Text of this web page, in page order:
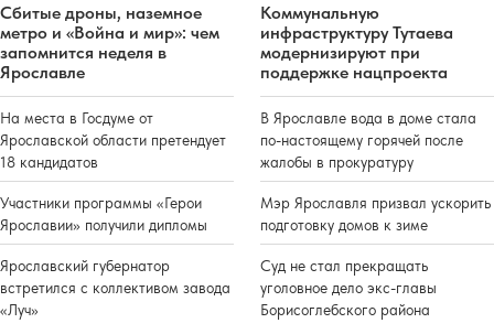
Сбитые дроны, наземное
метро и «Война и мир»: чем
запомнится неделя в
Ярославле
На места в Госдуме от
Ярославской области претендует
18 кандидатов
Участники программы «Герои
Ярославии» получили дипломы
Ярославский губернатор
встретился с коллективом завода
«Луч»
Коммунальную
инфраструктуру Тутаева
модернизируют при
поддержке нацпроекта
В Ярославле вода в доме стала
по-настоящему горячей после
жалобы в прокуратуру
Мэр Ярославля призвал ускорить
подготовку домов к зиме
Суд не стал прекращать
уголовное дело экс-главы
Борисоглебского района